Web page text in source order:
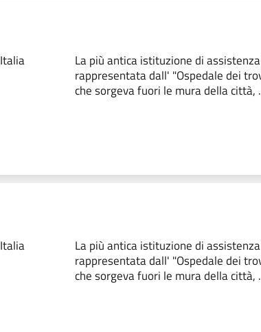
La più antica istituzione di
rappresentata dall' "Ospedale dei
che sorgeva fuori le mura della città,
La più antica istituzione di
rappresentata dall' "Ospedale dei
che sorgeva fuori le mura della città,